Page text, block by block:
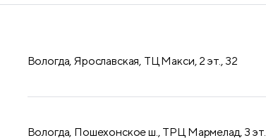
Вологда, Ярославская, ТЦ Макси, 2 эт., 32
Вологда, Пошехонское ш., ТРЦ Мармелад, 3 эт.